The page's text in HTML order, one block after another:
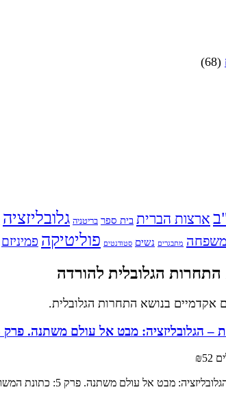
(68)
ארצות הברית בית ספר בריטניה גלובליזציה
משפחה מתבגרים נשים סטודנטים פוליטיקה פמיניזם
התחרות הגלובלית להורדה
אקדמיים בנושא התחרות הגלובלית.
מבט אל עולם משתנה. פרק 5: כתונת המשוגעים המוזהבת
₪52
מבט אל עולם משתנה. פרק 5: כתונת המשוגעים המוזהבת